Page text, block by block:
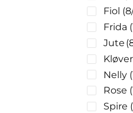
Puter
Teppe
Votter
Fiol
Frida
Jute
Kløver
Nelly
Rose
Spire